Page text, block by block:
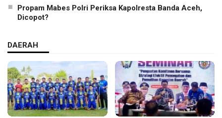
Propam Mabes Polri Periksa Kapolresta Banda Aceh,
Dicopot?
DAERAH